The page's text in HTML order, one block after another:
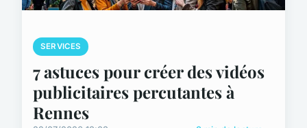
SERVICES
7 astuces pour créer des vidéos
publicitaires percutantes à
Rennes